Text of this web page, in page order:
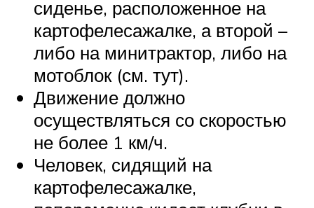
сиденье, расположенное на
картофелесажалке, а второй –
либо на минитрактор, либо на
мотоблок (см. тут).
Движение должно
осуществляться со скоростью
не более 1 км/ч.
Человек, сидящий на
картофелесажалке,